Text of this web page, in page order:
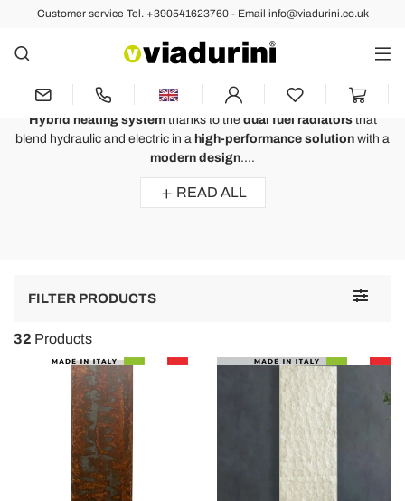
Customer service Tel. +390541623760 - Email info@viadurini.co.uk
Dual Fuel Radiators - Hybrid
Heating Made in Italy
Hybrid heating systemthanks to thedual fuel radiatorsthat
blend hydraulic and electric in a high-performance solution with a
modern design....
READ ALL
Toggle
FILTER PRODUCTS
32 Products